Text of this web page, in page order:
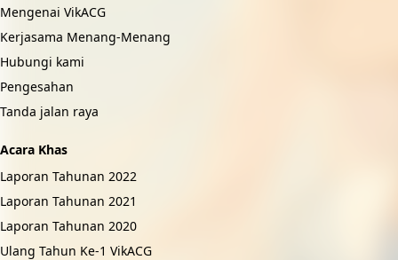
Mengenai VikACG
Kerjasama Menang-Menang
Hubungi kami
Pengesahan
Tanda jalan raya
Acara Khas
Laporan Tahunan 2022
Laporan Tahunan 2021
Laporan Tahunan 2020
Ulang Tahun Ke-1 VikACG